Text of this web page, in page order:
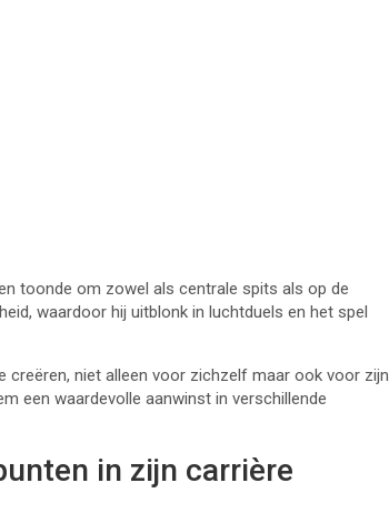
toonde om zowel als centrale spits als op de
waardoor hij uitblonk in luchtduels en het spel
niet alleen voor zichzelf maar ook voor zijn
een waardevolle aanwinst in verschillende
in zijn carrière